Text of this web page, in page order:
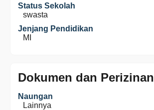
Status Sekolah
swasta
Jenjang Pendidikan
MI
Dokumen dan Perizinan
Naungan
Lainnya